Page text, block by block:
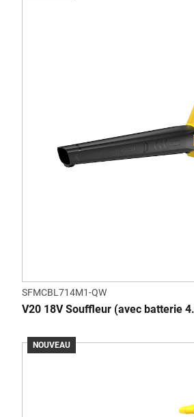
SFMCBL714M1-QW
V20 18V Souffleur (avec batterie
NOUVEAU